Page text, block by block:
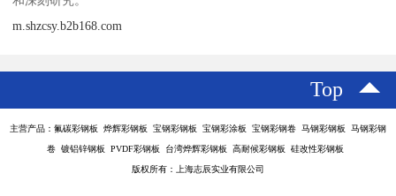
m.shzcsy.b2b168.com
Top
主营产品：氟碳彩钢板 烨辉彩钢板 宝钢彩钢板 宝钢彩涂板 宝钢彩钢卷 马钢彩钢板 马钢彩钢
卷 镀铝锌钢板 PVDF彩钢板 台湾烨辉彩钢板 高耐候彩钢板 硅改性彩钢板
版权所有：上海志辰实业有限公司